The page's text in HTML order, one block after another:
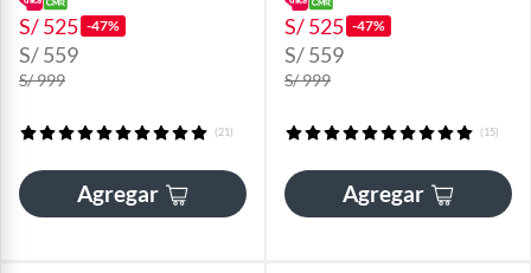
S/ 525 -47%
S/ 559
S/ 999
(21)
Agregar
S/ 525 -47%
S/ 559
S/ 999
(15)
Agregar